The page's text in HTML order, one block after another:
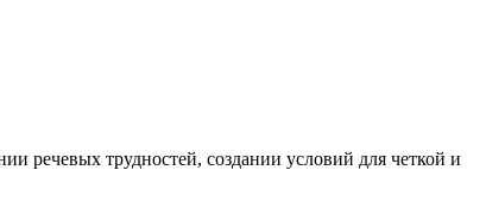
речевых трудностей, создании условий для четкой и